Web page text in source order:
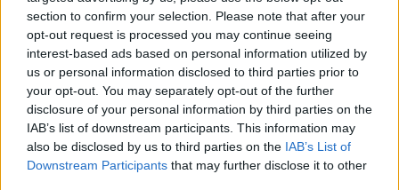
section to confirm your selection. Please note that after your
opt-out request is processed you may continue seeing
interest-based ads based on personal information utilized by
us or personal information disclosed to third parties prior to
your opt-out. You may separately opt-out of the further
disclosure of your personal information by third parties on the
IAB’s list of downstream participants. This information may
also be disclosed by us to third parties on the IAB’s List of
Downstream Participants that may further disclose it to other
Monte Pino, via i cancelli del cantiere: la Gallura
ritrova la strada
Nuovi stalli residenti a Palau, il Comune
completa l’iter
Film internazionale, casting per comparse in